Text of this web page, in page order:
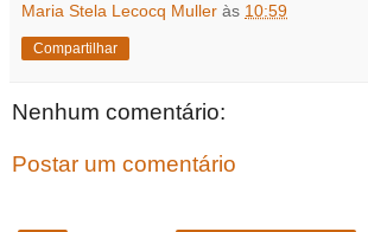
Maria Stela Lecocq Muller às 10:59
Compartilhar
Nenhum comentário:
Postar um comentário